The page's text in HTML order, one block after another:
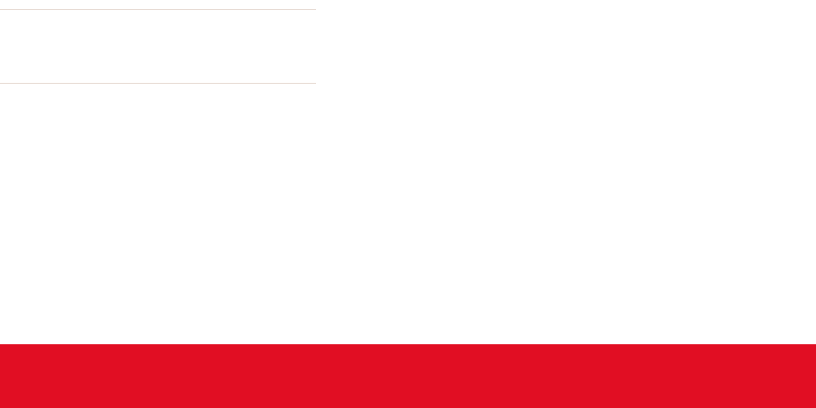
durchblutet die Füsse und
aus. Das Herzkreislaufsystem wird
Pärchen finden Zeit und Genuss